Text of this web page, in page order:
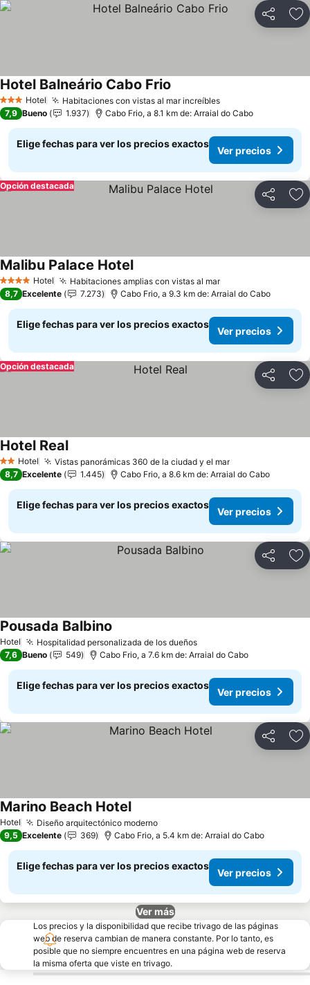
Compartir
3 Estrellas
Hotel Habitaciones con vistas al mar increíblesVer precios
Hotel Balneário Cabo Frio
7,9 Bueno 1.937 Cabo Frio, a 8.1 km de: Arraial do Cabo
Elige fechas para ver los precios exactos
Ver precios
Compartir
Opción destacada
4 EstrellasHotel Habitaciones amplias con vistas al marVer precios
Malibu Palace HotelVer precios
8,7 Excelente 7.273 Cabo Frio, a 9.3 km de: Arraial do Cabo
Elige fechas para ver los precios exactos
Ver precios
Compartir
Opción destacada
2 Estrellas
Hotel Vistas panorámicas 360 de la ciudad y el marVer precios
Hotel RealVer precios
8,7 Excelente 1.445 Cabo Frio, a 8.6 km de: Arraial do Cabo
Elige fechas para ver los precios exactos
Ver precios
Compartir
Hotel Hospitalidad personalizada de los dueñosVer precios
Pousada Balbino
7,6 Bueno 549 Cabo Frio, a 7.6 km de: Arraial do Cabo
Elige fechas para ver los precios exactos
Ver precios
Compartir
Hotel Diseño arquitectónico modernoVer precios
Marino Beach HotelVer precios
9,5 Excelente 369 Cabo Frio, a 5.4 km de: Arraial do Cabo
Elige fechas para ver los precios exactos
Ver precios
Ver más
Los precios y la disponibilidad que recibe trivago de las páginas
web de reserva cambian de manera constante. Por lo tanto, es
posible que no siempre encuentres en una página web de reserva
la misma oferta que viste en trivago.